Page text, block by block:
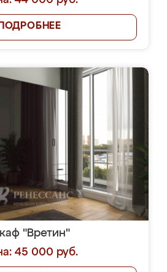
ПОДРОБНЕЕ
"Вретин"
45 000 руб.